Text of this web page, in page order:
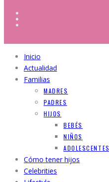
Inicio
Actualidad
Familias
MADRES
PADRES
HIJOS
BEBÉS
NIÑOS
ADOLESCENTES
Cómo tener hijos
Celebrities